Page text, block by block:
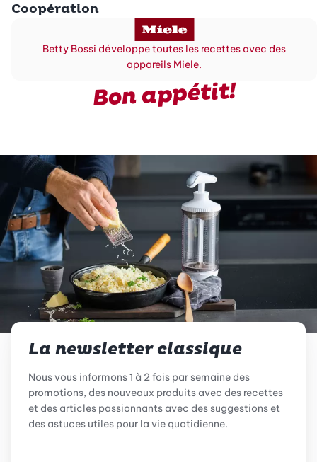
Coopération
Betty Bossi développe toutes les recettes avec des
appareils Miele.
Bon appétit!
La newsletter classique
Nous vous informons 1 à 2 fois par semaine des
promotions, des nouveaux produits avec des recettes
et des articles passionnants avec des suggestions et
des astuces utiles pour la vie quotidienne.